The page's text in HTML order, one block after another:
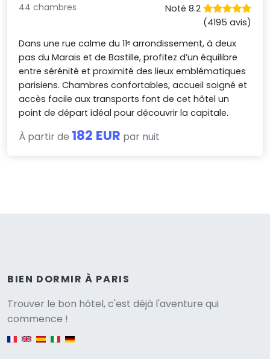
44 chambres
Noté 8.2
(4195 avis)
Dans une rue calme du 11ᵉ arrondissement, à deux
pas du Marais et de Bastille, profitez d’un équilibre
entre sérénité et proximité des lieux emblématiques
parisiens. Chambres confortables, accueil soigné et
accès facile aux transports font de cet hôtel un
point de départ idéal pour découvrir la capitale.
À partir de 182 EUR par nuit
BIEN DORMIR À PARIS
Trouver le bon hôtel, c'est déjà l'aventure qui
commence !
English version